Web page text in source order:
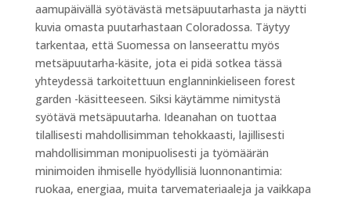
aamupäivällä syötävästä metsäpuutarhasta ja näytti
kuvia omasta puutarhastaan Coloradossa. Täytyy
tarkentaa, että Suomessa on lanseerattu myös
metsäpuutarha-käsite, jota ei pidä sotkea tässä
yhteydessä tarkoitettuun englanninkieliseen forest
garden -käsitteeseen. Siksi käytämme nimitystä
syötävä metsäpuutarha. Ideanahan on tuottaa
tilallisesti mahdollisimman tehokkaasti, lajillisesti
mahdollisimman monipuolisesti ja työmäärän
minimoiden ihmiselle hyödyllisiä luonnonantimia:
ruokaa, energiaa, muita tarvemateriaaleja ja vaikkapa